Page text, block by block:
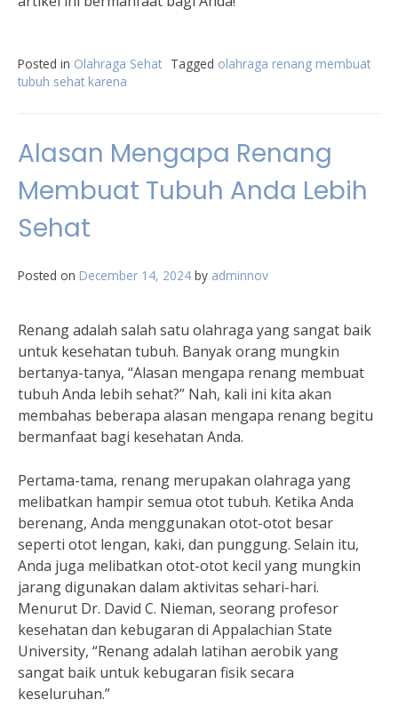
Posted in Olahraga Sehat Tagged olahraga renang membuat
tubuh sehat karena
Alasan Mengapa Renang
Membuat Tubuh Anda Lebih
Sehat
Posted on December 14, 2024 by adminnov
Renang adalah salah satu olahraga yang sangat baik
untuk kesehatan tubuh. Banyak orang mungkin
bertanya-tanya, “Alasan mengapa renang membuat
tubuh Anda lebih sehat?” Nah, kali ini kita akan
membahas beberapa alasan mengapa renang begitu
bermanfaat bagi kesehatan Anda.
Pertama-tama, renang merupakan olahraga yang
melibatkan hampir semua otot tubuh. Ketika Anda
berenang, Anda menggunakan otot-otot besar
seperti otot lengan, kaki, dan punggung. Selain itu,
Anda juga melibatkan otot-otot kecil yang mungkin
jarang digunakan dalam aktivitas sehari-hari.
Menurut Dr. David C. Nieman, seorang profesor
kesehatan dan kebugaran di Appalachian State
University, “Renang adalah latihan aerobik yang
sangat baik untuk kebugaran fisik secara
keseluruhan.”